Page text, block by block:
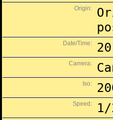
Origin:
Date/Time:
Camera:
Iso:
Speed: 1/